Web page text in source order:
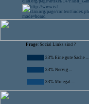
Frage: Social Links sind ?
33% Eine gute Sache ...
33% Nervig ...
33% Mir egal ...